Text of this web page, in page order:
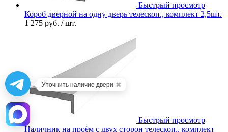
Быстрый просмотр
Короб дверной на одну дверь телескоп., комплект 2,5шт.
1 275 руб. / шт.
Быстрый просмотр
Наличник на проём с двух сторон телескоп., комплект
Уточнить наличие двери ✖